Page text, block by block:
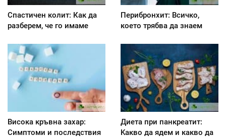
Спастичен колит: Как да
разберем, че го имаме
Перибронхит: Всичко,
което трябва да знаем
Висока кръвна захар:
Симптоми и последствия
Диета при панкреатит:
Kакво да ядем и какво да